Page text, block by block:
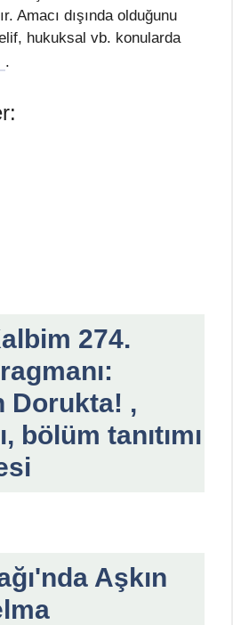
Amacı dışında olduğunu
hukuksal vb. konularda
.
274.
Dorukta! ,
bölüm tanıtımı
Aşkın